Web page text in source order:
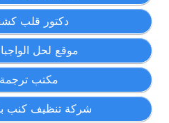
دكتور قلب
موقع لحل
مكتب
شركة تنظيف كنب